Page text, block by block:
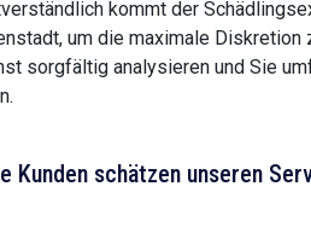
kommt der
um die maximale Diskretion
sorgfältig analysieren und Sie
Kunden schätzen unseren